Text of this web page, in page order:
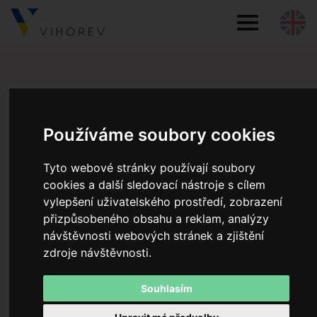
Používáme soubory cookies
Tyto webové stránky používají soubory
cookies a další sledovací nástroje s cílem
vylepšení uživatelského prostředí, zobrazení
přizpůsobeného obsahu a reklam, analýzy
návštěvnosti webových stránek a zjištění
zdroje návštěvnosti.
Souhlasím
Rica
The SEED – Costa Rica nabízí moderní rezidenční
bydlení zasazené do tropické přírody v oblasti Uvita na
pacifickém pobřeží. Projekt kombinuje komfort,
udržitelnost a luxusní životní styl. K dispozici jsou
elegantní apartmány, prostorné townhousy, luxusní vily
a „jungle cabins“.
Světlé interiéry s terasami a přírodními materiály